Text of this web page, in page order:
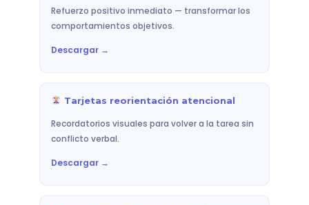
Refuerzo positivo inmediato — transformar los
comportamientos objetivos.
Descargar →
Tarjetas reorientación atencional
Recordatorios visuales para volver a la tarea sin
conflicto verbal.
Descargar →